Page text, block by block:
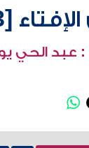
[353]
: عبد الحي